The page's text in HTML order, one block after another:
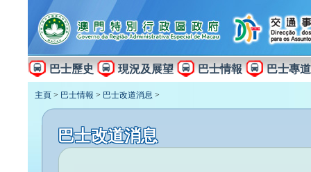
巴士歷史 現況及展望 巴士情報 巴士專道
主頁 > 巴士情報 > 巴士改道消息 >
巴士改道消息